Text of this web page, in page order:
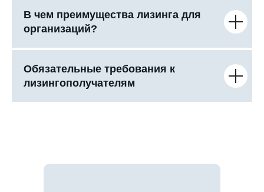
В чем преимущества лизинга для
организаций?
Обязательные требования к
лизингополучателям